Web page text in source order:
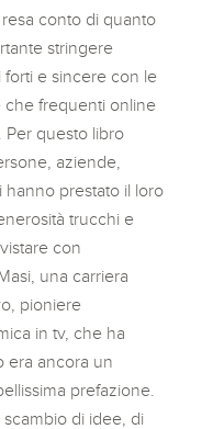
conto di quanto
stringere
forti e sincere con le
che frequenti online
Per questo libro
aziende,
hanno prestato il loro
trucchi e
con
una carriera
pioniere
in tv, che ha
era ancora un
prefazione.
di idee, di